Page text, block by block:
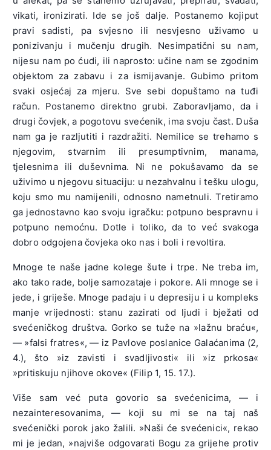
vikati, ironizirati. Ide se još dalje. Postanemo kojiput
pravi sadisti, pa svjesno ili nesvjesno uživamo u
ponizivanju i mučenju drugih. Nesimpatični su nam,
nijesu nam po ćudi, ili naprosto: učine nam se zgodnim
objektom za zabavu i za ismijavanje. Gubimo pritom
svaki osjećaj za mjeru. Sve sebi dopuštamo na tuđi
račun. Postanemo direktno grubi. Zaboravljamo, da i
drugi čovjek, a pogotovu svećenik, ima svoju čast. Duša
nam ga je razljutiti i razdražiti. Nemilice se trehamo s
njegovim, stvarnim ili presumptivnim, manama,
tjelesnima ili duševnima. Ni ne pokušavamo da se
uživimo u njegovu situaciju: u nezahvalnu i tešku ulogu,
koju smo mu namijenili, odnosno nametnuli. Tretiramo
ga jednostavno kao svoju igračku: potpuno bespravnu i
potpuno nemoćnu. Dotle i toliko, da to već svakoga
dobro odgojena čovjeka oko nas i boli i revoltira.
Mnoge te naše jadne kolege šute i trpe. Ne treba im,
ako tako rade, bolje samozataje i pokore. Ali mnoge se i
jede, i griješe. Mnoge padaju i u depresiju i u kompleks
manje vrijednosti: stanu zazirati od ljudi i bježati od
svećeničkog društva. Gorko se tuže na »lažnu braću«,
— »falsi fratres«, — iz Pavlove poslanice Galaćanima (2,
4.), što »iz zavisti i svadljivosti« ili »iz prkosa«
»pritiskuju njihove okove« (Filip 1, 15. 17.).
Više sam već puta govorio sa svećenicima, — i
nezainteresovanima, — koji su mi se na taj naš
svećenički porok jako žalili. »Naši će svećenici«, rekao
mi je jedan, »najviše odgovarati Bogu za grijehe protiv